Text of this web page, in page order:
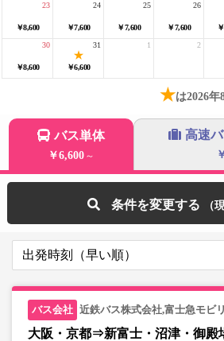
￥8,600
23
￥7,600
24
￥7,600
25
￥7,600
26
￥8,600
30
￥6,600
31 1 2
★は2026
バス単体
￥6,600 ～
高速
条件を変更する
近鉄バス株式会社,富士急モビ
大阪・京都⇒新富士・沼津・御殿